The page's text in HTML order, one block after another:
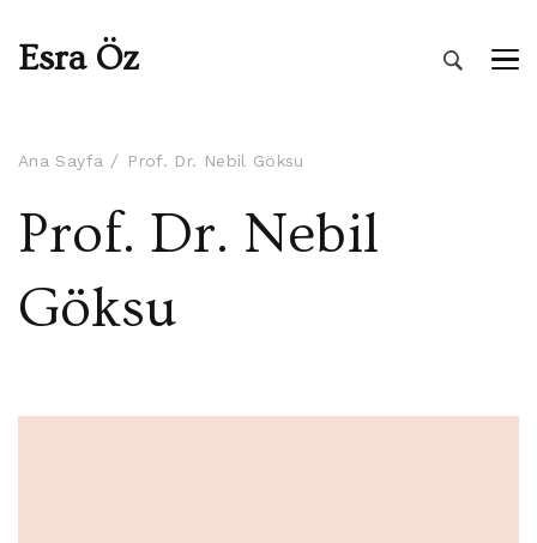
Esra Öz
Ana Sayfa Prof. Dr. Nebil Göksu
Prof. Dr. Nebil
Göksu